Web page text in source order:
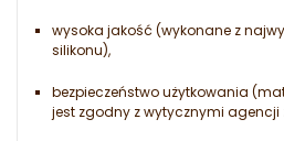
wysoka jakość (wykonane z
silikonu),
bezpieczeństwo użytkowania
jest zgodny z wytycznymi agencji